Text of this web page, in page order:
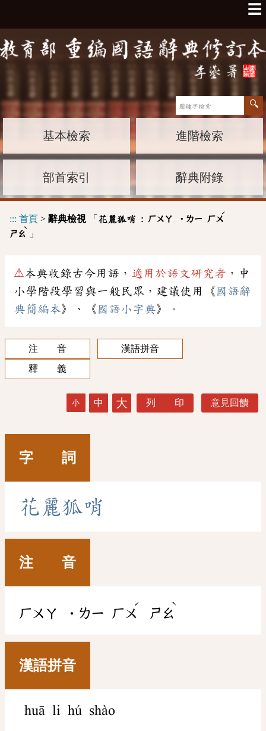
☰
基本檢索 進階檢索
部首索引 辭典附錄
::: 首頁 > 辭典檢視「 花麗狐哨 : ㄏㄨㄚ ˙ㄌㄧ ㄏㄨ
ˊ
ㄕㄠ
ˋ
」
⚠本典收錄古今用語， 適用於語文研究者 ，中
小學階段學習與一般民眾，建議使用《 國語辭
典簡編本》、《 國語小字典》。
注 音
漢語拼音
釋 義
小 中 大 列 印 意見回饋
字 詞
花 麗狐哨
注 音
ㄏㄨㄚ ˙ㄌㄧ ㄏㄨ
ˊ
ㄕㄠ
ˋ
漢語拼音
huā li hú shào